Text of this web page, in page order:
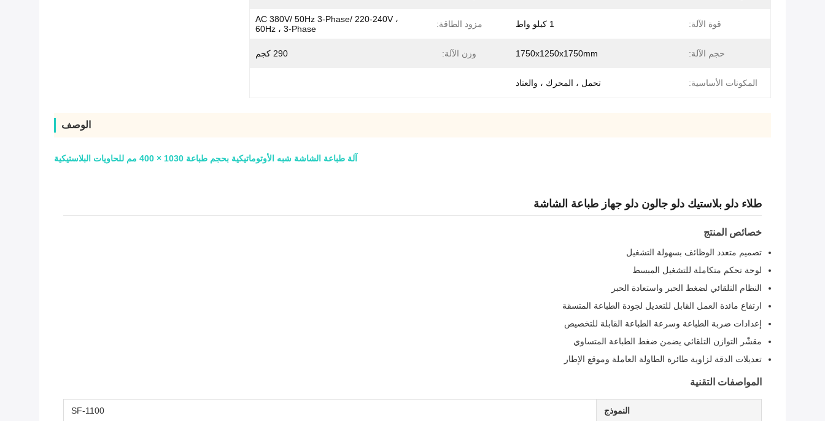
قوة الآلة: 1 كيلو واط مزود الطاقة:
AC 380V/ 50Hz 3-Phase/ 220-240V ،
60Hz ، 3-Phase
حجم الآلة: 1750x1250x1750mm وزن الآلة: 290 كجم
المكونات الأساسية: تحمل ، المحرك ، والعتاد
الوصف
آلة طباعة الشاشة شبه الأوتوماتيكية بحجم طباعة 1030 × 400 مم للحاويات البلاستيكية
طلاء دلو بلاستيك دلو جالون دلو جهاز طباعة الشاشة
خصائص المنتج
تصميم متعدد الوظائف بسهولة التشغيل
لوحة تحكم متكاملة للتشغيل المبسط
النظام التلقائي لضغط الحبر واستعادة الحبر
ارتفاع مائدة العمل القابل للتعديل لجودة الطباعة المتسقة
إعدادات ضربة الطباعة وسرعة الطباعة القابلة للتخصيص
مقشّر التوازن التلقائي يضمن ضغط الطباعة المتساوي
تعديلات الدقة لزاوية طائرة الطاولة العاملة وموقع الإطار
المواصفات التقنية
النموذج SF-1100